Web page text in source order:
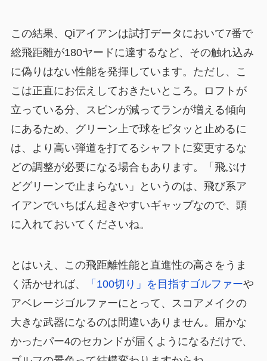
この結果、Qiアイアンは試打データにおいて7番で
総飛距離が180ヤードに達するなど、その触れ込み
に偽りはない性能を発揮しています。ただし、こ
こは正直にお伝えしておきたいところ。ロフトが
立っている分、スピンが減ってランが増える傾向
にあるため、グリーン上で球をピタッと止めるに
は、より高い弾道を打てるシャフトに変更するな
どの調整が必要になる場合もあります。「飛ぶけ
どグリーンで止まらない」というのは、飛び系ア
イアンでいちばん起きやすいギャップなので、頭
に入れておいてくださいね。
とはいえ、この飛距離性能と直進性の高さをうま
く活かせれば、
「100切り」を目指すゴルファーや
アベレージゴルファーにとって、スコアメイクの
大きな武器になるのは間違いありません。届かな
かったパー4のセカンドが届くようになるだけで、